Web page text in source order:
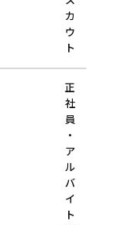
カ
ウ
ト
正
社
員
・
ア
ル
バ
イ
ト